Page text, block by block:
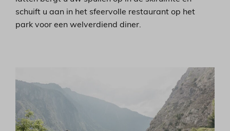
schuift u aan in het sfeervolle restaurant op het
park voor een welverdiend diner.